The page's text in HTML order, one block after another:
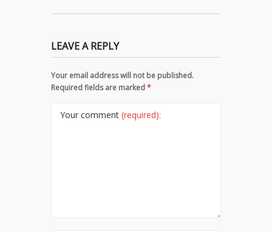
LEAVE A REPLY
Your email address will not be published.
Required fields are marked*
Your comment (required):